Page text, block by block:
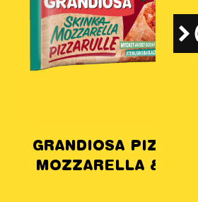
PIZZARULLE
& SKINKA